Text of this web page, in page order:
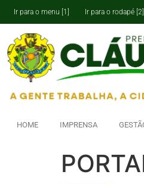
Ir para o menu [1] Ir para o rodapé [2]
HOME IMPRENSA